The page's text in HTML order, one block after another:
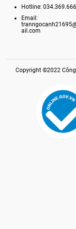
Hotline:
Email:
ail.com
Copyright ©2022 Công